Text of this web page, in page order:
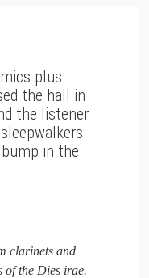
plus
the hall in
the listener
in the
clarinets and
of the Dies irae.